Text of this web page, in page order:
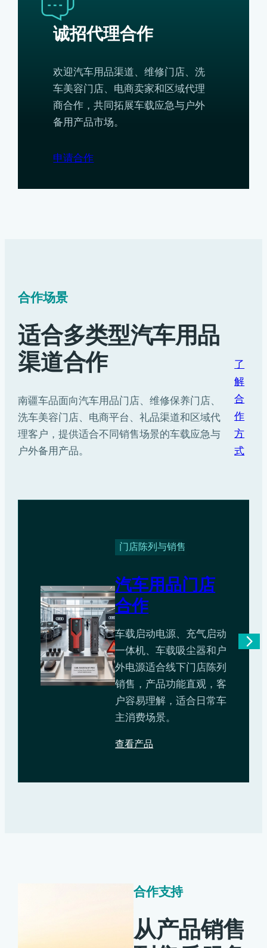
诚招代理合作
欢迎汽车用品渠道、维修门店、洗
车美容门店、电商卖家和区域代理
商合作，共同拓展车载应急与户外
备用产品市场。
申请合作
合作场景
适合多类型汽车用品
渠道合作
南疆车品面向汽车用品门店、维修保养门店、
洗车美容门店、电商平台、礼品渠道和区域代
理客户，提供适合不同销售场景的车载应急与
户外备用产品。
了
解
合
作
方
式
门店陈列与销售
汽车用品门店
合作
车载启动电源、充气启动
一体机、车载吸尘器和户
外电源适合线下门店陈列
销售，产品功能直观，客
户容易理解，适合日常车
主消费场景。
查看产品
合作支持
从产品销售